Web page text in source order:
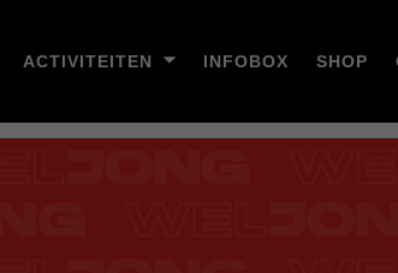
ACTIVITEITEN INFOBOX SHOP